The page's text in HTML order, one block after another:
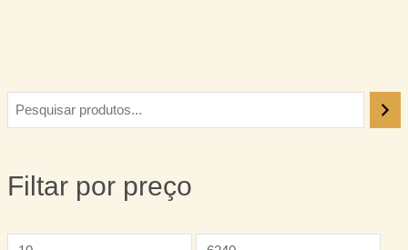
Filtar por preço